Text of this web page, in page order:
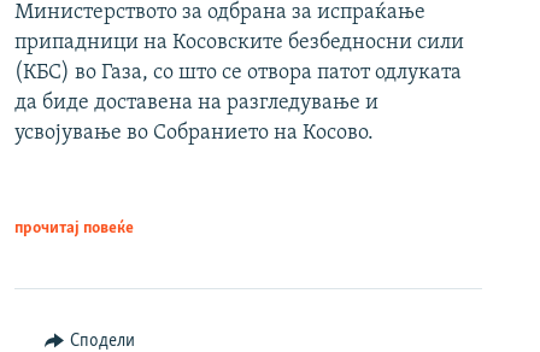
Министерството за одбрана за испраќање
припадници на Косовските безбедносни сили
(КБС) во Газа, со што се отвора патот одлуката
да биде доставена на разгледување и
усвојување во Собранието на Косово.
прочитај повеќе
Сподели